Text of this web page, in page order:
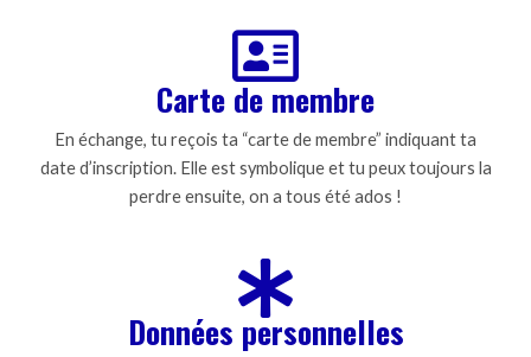
Carte de membre
En échange, tu reçois ta “carte de membre” indiquant ta
date d’inscription. Elle est symbolique et tu peux toujours la
perdre ensuite, on a tous été ados !
Données personnelles